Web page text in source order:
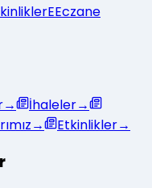
EEczane
→ İhaleler→
→ Etkinlikler→